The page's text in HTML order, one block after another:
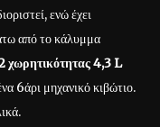
ενώ έχει
από το κάλυμμα
χωρητικότητας 4,3 L
6άρι μηχανικό κιβώτιο.